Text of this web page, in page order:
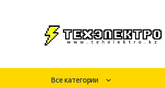
Все категории